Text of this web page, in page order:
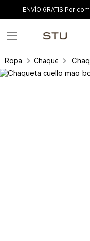
ENVÍO GRATIS Por
Ropa Chaquetas